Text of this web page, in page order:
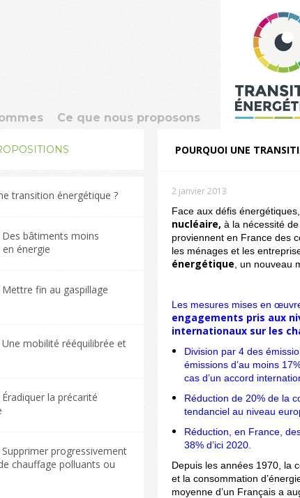
Ce que nous proposons
transition énergétique ?
bâtiments moins
énergie
fin au gaspillage
mobilité rééquilibrée et
la précarité
progressivement
chauffage polluants ou
POURQUOI UNE
2 janvier 2013
Face aux défis
nucléaire, à la nécessité de
proviennent en France des
les ménages et les
énergétique , un nouveau
Les mesures mises en
engagements pris aux
internationaux sur les
Division par 4 des
émissions d’au moins
cas d’un accord
Réduction de 20% de la
tendanciel au niveau
Réduction, en France,
38% d’ici 2020.
Depuis les années 1970, la
et la consommation
moyenne d’un Français a